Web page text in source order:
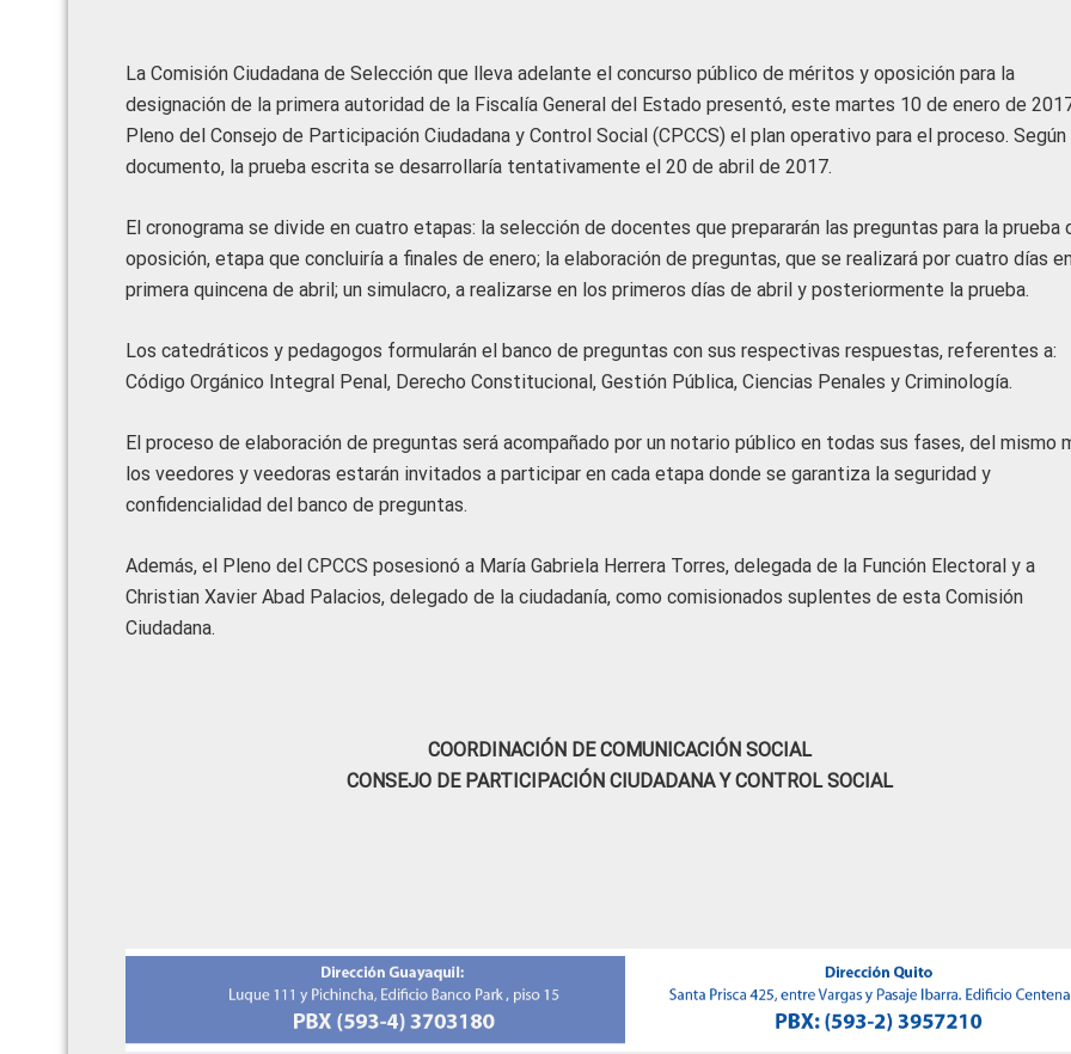
La Comisión Ciudadana de Selección que lleva adelante el concurso público de méritos y oposición para la
designación de la primera autoridad de la Fiscalía General del Estado presentó, este martes 10 de enero de
Pleno del Consejo de Participación Ciudadana y Control Social (CPCCS) el plan operativo para el proceso.
documento, la prueba escrita se desarrollaría tentativamente el 20 de abril de 2017.
El cronograma se divide en cuatro etapas: la selección de docentes que prepararán las preguntas para la prueba
oposición, etapa que concluiría a finales de enero; la elaboración de preguntas, que se realizará por cuatro días
primera quincena de abril; un simulacro, a realizarse en los primeros días de abril y posteriormente la prueba.
Los catedráticos y pedagogos formularán el banco de preguntas con sus respectivas respuestas, referentes a:
Código Orgánico Integral Penal, Derecho Constitucional, Gestión Pública, Ciencias Penales y Criminología.
El proceso de elaboración de preguntas será acompañado por un notario público en todas sus fases, del mismo
los veedores y veedoras estarán invitados a participar en cada etapa donde se garantiza la seguridad y
confidencialidad del banco de preguntas.
Además, el Pleno del CPCCS posesionó a María Gabriela Herrera Torres, delegada de la Función Electoral y a
Christian Xavier Abad Palacios, delegado de la ciudadanía, como comisionados suplentes de esta Comisión
Ciudadana.
COORDINACIÓN DE COMUNICACIÓN SOCIAL
CONSEJO DE PARTICIPACIÓN CIUDADANA Y CONTROL SOCIAL